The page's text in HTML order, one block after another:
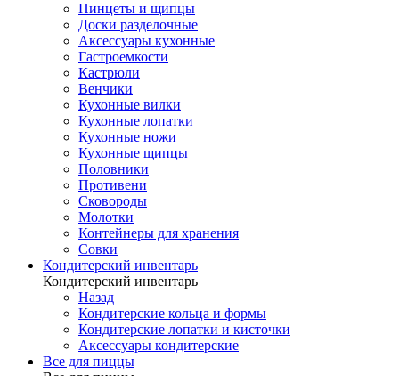
Пинцеты и щипцы
Доски разделочные
Аксессуары кухонные
Гастроемкости
Кастрюли
Венчики
Кухонные вилки
Кухонные лопатки
Кухонные ножи
Кухонные щипцы
Половники
Противени
Сковороды
Молотки
Контейнеры для хранения
Совки
Кондитерский инвентарь
Кондитерский инвентарь
Назад
Кондитерские кольца и формы
Кондитерские лопатки и кисточки
Аксессуары кондитерские
Все для пиццы